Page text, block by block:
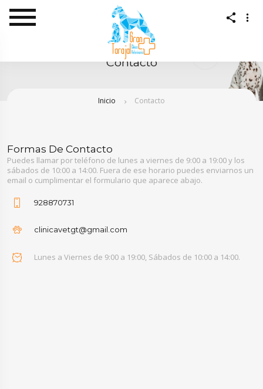
Contacto
Inicio Contacto
Formas De Contacto
Puedes llamar por teléfono de lunes a viernes de 9:00 a 19:00 y los
sábados de 10:00 a 14:00. Fuera de ese horario puedes enviarnos un
email o cumplimentar el formulario que aparece abajo.
928870731
clinicavetgt@gmail.com
Lunes a Viernes de 9:00 a 19:00, Sábados de 10:00 a 14:00.